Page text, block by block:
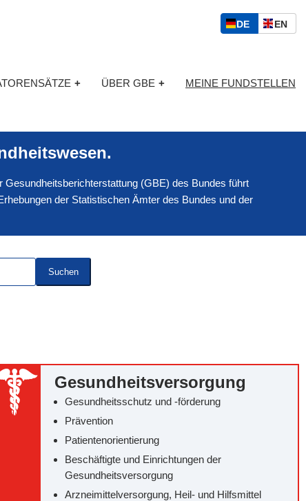
S
p
c
h
l
DED
S
ENE
I
H
+ ÜBER GBE + MEINE FUNDSTELLEN
Gesundheitsberichterstattung (GBE) des Bundes führt
der Statistischen Ämter des Bundes und der
Suchen
Gesundheitsversorgung
Gesundheitsschutz und -förderung
Prävention
Patientenorientierung
Beschäftigte und Einrichtungen der
Gesundheitsversorgung
Arzneimittelversorgung, Heil- und Hilfsmittel